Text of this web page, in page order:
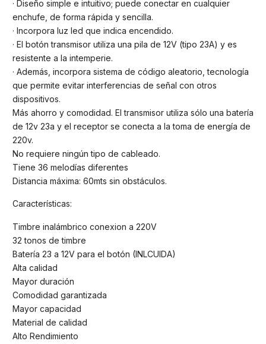
· Diseño simple e intuitivo; puede conectar en cualquier
enchufe, de forma rápida y sencilla.
· Incorpora luz led que indica encendido.
· El botón transmisor utiliza una pila de 12V (tipo 23A) y es
resistente a la intemperie.
· Además, incorpora sistema de código aleatorio, tecnología
que permite evitar interferencias de señal con otros
dispositivos.
Más ahorro y comodidad. El transmisor utiliza sólo una batería
de 12v 23a y el receptor se conecta a la toma de energía de
220v.
No requiere ningún tipo de cableado.
Tiene 36 melodías diferentes
Distancia máxima: 60mts sin obstáculos.
Características:
Timbre inalámbrico conexion a 220V
32 tonos de timbre
Batería 23 a 12V para el botón (INLCUIDA)
Alta calidad
Mayor duración
Comodidad garantizada
Mayor capacidad
Material de calidad
Alto Rendimiento